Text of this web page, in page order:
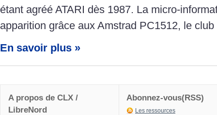
étant agréé ATARI dès 1987. La micro-
apparition grâce aux Amstrad PC1512, le
En savoir plus »
A propos de CLX /
LibreNord
Abonnez-vous(RSS)
Les ressources